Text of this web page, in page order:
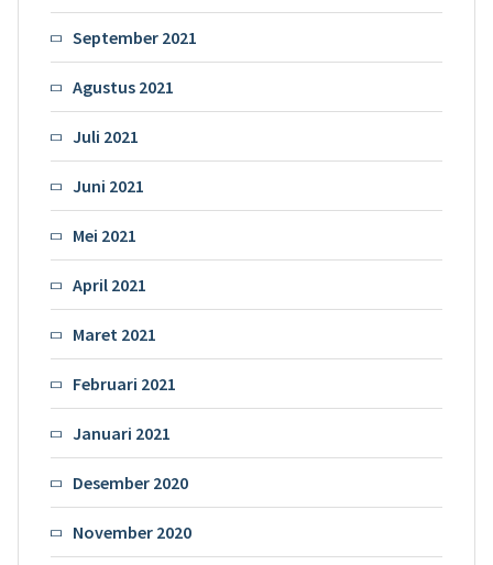
September 2021
Agustus 2021
Juli 2021
Juni 2021
Mei 2021
April 2021
Maret 2021
Februari 2021
Januari 2021
Desember 2020
November 2020